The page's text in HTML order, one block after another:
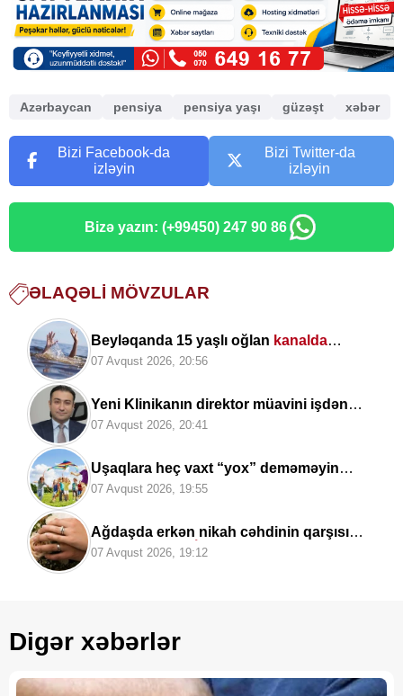
Azərbaycan pensiya pensiya yaşı güzəşt xəbər
Bizi Facebook-da
izləyin
Bizi Twitter-da
izləyin
Bizə yazın: (+99450) 247 90 86
ƏLAQƏLI MÖVZULAR
Beyləqanda 15 yaşlı oğlan kanalda
boğulub
07 Avqust 2026, 20:56
Yeni Klinikanın direktor müavini işdən
çıxarıldı -FOTO
07 Avqust 2026, 20:41
Uşaqlara heç vaxt “yox” deməməyin
təhlükəli fəsadı –Psixoloqdan
valideynlərə XƏBƏRDARLIQ
07 Avqust 2026, 19:55
Ağdaşda erkən nikah cəhdinin qarşısı
alındı:Toy TƏXİRƏ SALINDI
07 Avqust 2026, 19:12
Digər xəbərlər